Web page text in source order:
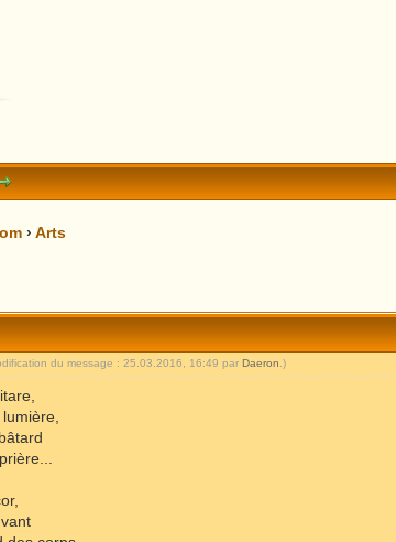
›Arts
du message : 25.03.2016, 16:49 parDaeron .)